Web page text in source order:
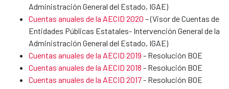
Administración General del Estado, IGAE)
Cuentas anuales de la AECID 2020 – (Visor de Cuentas de
Entidades Públicas Estatales- Intervención General de la
Administración General del Estado, IGAE)
Cuentas anuales de la AECID 2019 - Resolución BOE
Cuentas anuales de la AECID 2018 - Resolución BOE
Cuentas anuales de la AECID 2017- Resolución BOE